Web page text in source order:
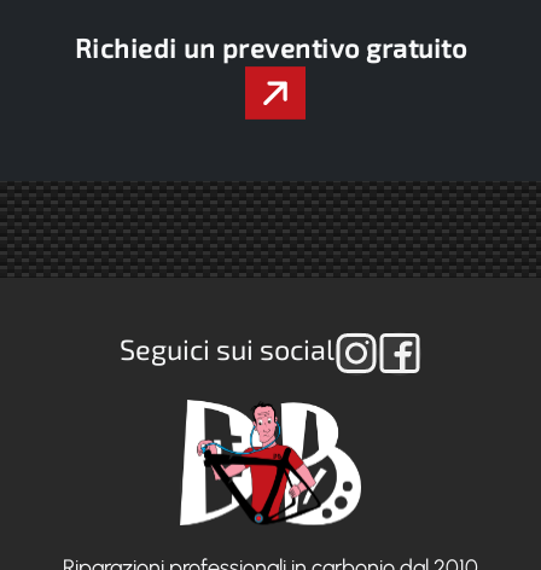
Richiedi un preventivo gratuito
Seguici sui social